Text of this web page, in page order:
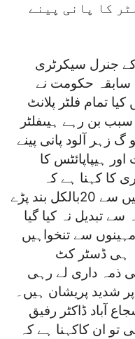
کا پانی پینے
جنرل سیکرٹری
سابقہ حکومت نے
تمام فلٹر پلانٹ
سبب بن رہے ہیںفلٹر
زہر آلود پانی پینے
ہیپاپائٹس کا
کا کہنا ہے کہ
شجاع آباد میں 32فلٹر پلانٹس میں سے 20بالکل بند پڑے
سے تبدیل نہ کیا گیا
سے تنخواہیں
ہی ڈسٹر کٹ
ذمہ داری لے رہی
پر شدید پریشان ہیں۔
آباد ڈاکٹر رفیق
ان کاکہنا ہے کہ